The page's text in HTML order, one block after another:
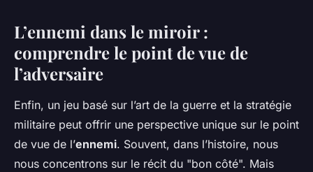
L’ennemi dans le miroir :
comprendre le point de vue de
l’adversaire
Enfin, un jeu basé sur l’art de la guerre et la stratégie
militaire peut offrir une perspective unique sur le point
de vue de l’ennemi. Souvent, dans l’histoire, nous
nous concentrons sur le récit du "bon côté". Mais